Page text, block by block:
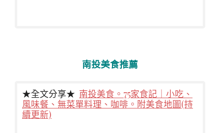
南投美食推薦
★全文分享★ 南投美食。75家食記｜小吃、
風味餐、無菜單料理、咖啡。附美食地圖(持
續更新)